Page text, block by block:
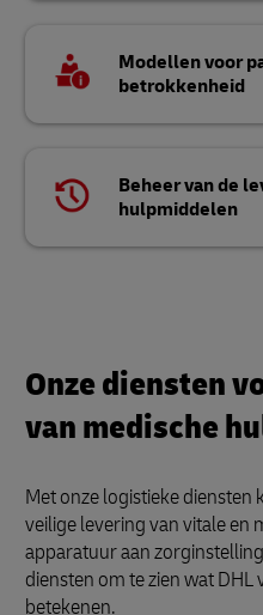
Modellen voor
betrokkenheid
Beheer van de
hulpmiddelen
Onze diensten
van medische
Met onze logistieke diensten
veilige levering van vitale en
apparatuur aan
diensten om te zien wat
betekenen.